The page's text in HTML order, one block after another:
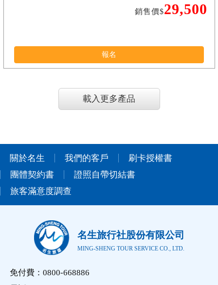
銷售價$29,500
報名
載入更多產品
關於名生 我們的客戶
刷卡授權書
團體契約書
證照自帶切結書
旅客滿意度調查
名生旅行社股份有限公司
MING-SHENG TOUR SERVICE CO., LTD.
免付費：0800-668886